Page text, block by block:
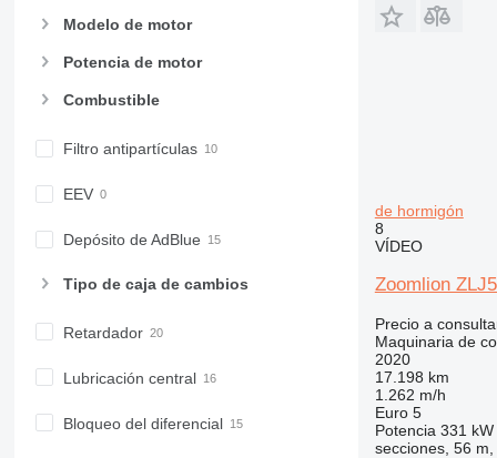
CS
D series
M-series
NR
Modelo de motor
Potencia de motor
Combustible
Filtro antipartículas
EEV
Depósito de AdBlue
Tipo de caja de cambios
Retardador
Lubricación central
Bloqueo del diferencial
de hormigón
8
VÍDEO
Zoomlion
Precio a
Maquinaria de
2020
17.198 km
1.262 m/h
Euro 5
Potencia 331
secciones, 56